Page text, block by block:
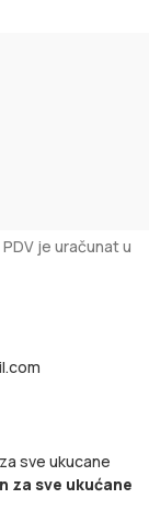
je uračunat u
za sve ukućane